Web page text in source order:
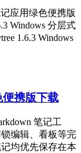
应用绿色便携版
Windows 分层式
1.6.3 Windows
携版下载
笔记工
编辑、看板等完
均优先保存在本